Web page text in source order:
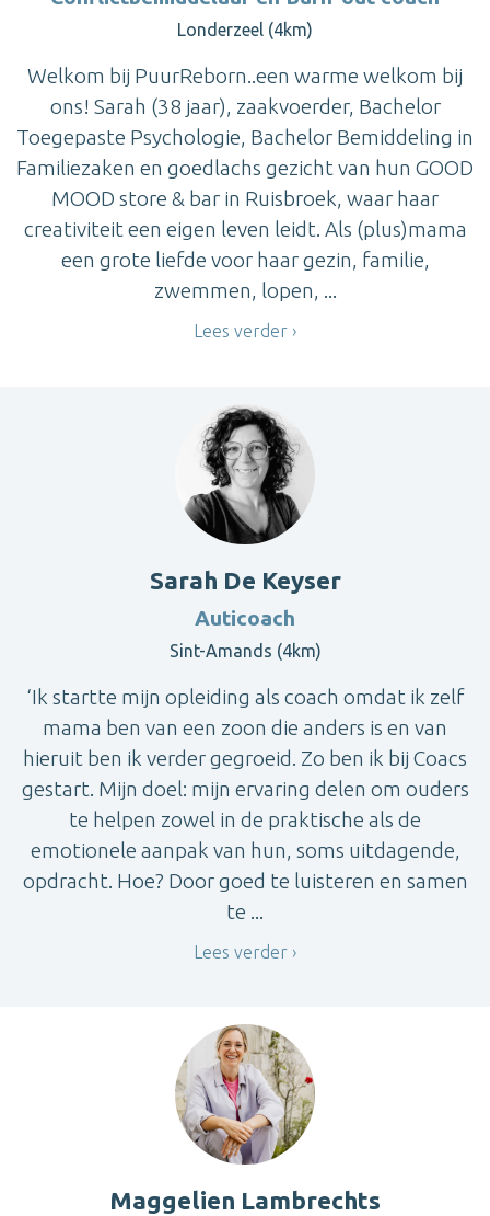
Londerzeel (4km)
Welkom bij PuurReborn..een warme welkom bij
ons! Sarah (38 jaar), zaakvoerder, Bachelor
Toegepaste Psychologie, Bachelor Bemiddeling in
Familiezaken en goedlachs gezicht van hun GOOD
MOOD store & bar in Ruisbroek, waar haar
creativiteit een eigen leven leidt. Als (plus)mama
een grote liefde voor haar gezin, familie,
zwemmen, lopen, ...
Lees verder
Sarah De Keyser
Auticoach
Sint-Amands (4km)
‘Ik startte mijn opleiding als coach omdat ik zelf
mama ben van een zoon die anders is en van
hieruit ben ik verder gegroeid. Zo ben ik bij Coacs
gestart. Mijn doel: mijn ervaring delen om ouders
te helpen zowel in de praktische als de
emotionele aanpak van hun, soms uitdagende,
opdracht. Hoe? Door goed te luisteren en samen
te ...
Lees verder
Maggelien Lambrechts